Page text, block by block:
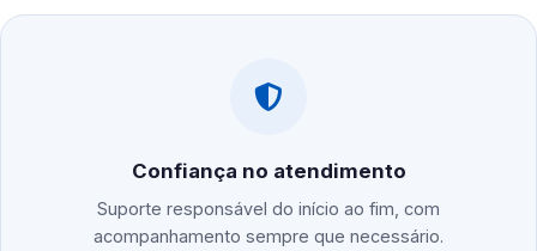
Confiança no atendimento
Suporte responsável do início ao fim, com
acompanhamento sempre que necessário.